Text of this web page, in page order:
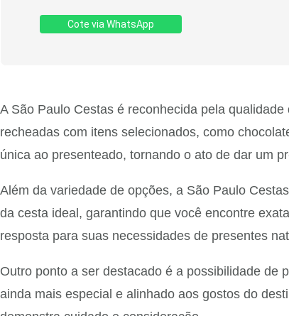
Cote via WhatsApp
A São Paulo Cestas é reconhecida pela
recheadas com itens selecionados, como
única ao presenteado, tornando o ato de dar um
Além da variedade de opções, a São Paulo
da cesta ideal, garantindo que você encontre
resposta para suas necessidades de presentes
Outro ponto a ser destacado é a possibilidade de
ainda mais especial e alinhado aos gostos do